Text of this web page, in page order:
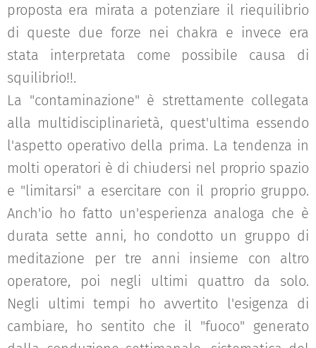
proposta era mirata a potenziare il riequilibrio
di queste due forze nei chakra e invece era
stata interpretata come possibile causa di
squilibrio!!.
La "contaminazione" è strettamente collegata
alla multidisciplinarietà, quest'ultima essendo
l'aspetto operativo della prima. La tendenza in
molti operatori è di chiudersi nel proprio spazio
e "limitarsi" a esercitare con il proprio gruppo.
Anch'io ho fatto un'esperienza analoga che è
durata sette anni, ho condotto un gruppo di
meditazione per tre anni insieme con altro
operatore, poi negli ultimi quattro da solo.
Negli ultimi tempi ho avvertito l'esigenza di
cambiare, ho sentito che il "fuoco" generato